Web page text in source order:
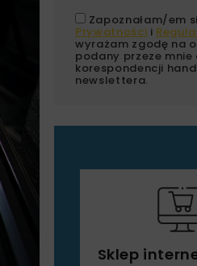
Zapoznałam/em
Prywatności i
wyrażam zgodę na
podany przeze
korespondencji
newslettera.
Sklep